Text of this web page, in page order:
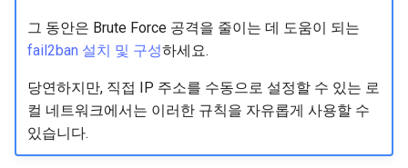
그 동안은 Brute Force 공격을 줄이는 데 도움이 되는
fail2ban 설치 및 구성하세요.
당연하지만, 직접 IP 주소를 수동으로 설정할 수 있는 로
컬 네트워크에서는 이러한 규칙을 자유롭게 사용할 수
있습니다.